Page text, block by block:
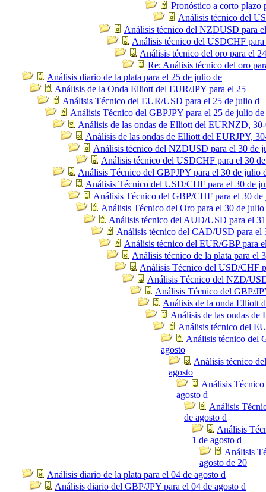
Pronóstico a corto
Análisis técnico del
Análisis técnico del NZDUSD para
Análisis técnico del USDCHF
Análisis técnico del oro para el
Re: Análisis técnico del oro
Análisis diario de la plata para el 25 de julio de
Análisis de la Onda Elliott del EUR/JPY para el 25
Análisis Técnico del EUR/USD para el 25 de julio d
Análisis Técnico del GBPJPY para el 25 de julio de
Análisis de las ondas de Elliott del EURNZD,
Análisis de las ondas de Elliott del EURJPY,
Análisis técnico del NZDUSD para el 30 de
Análisis técnico del USDCHF para el 30
Análisis Técnico del GBPJPY para el 30 de julio
Análisis Técnico del USD/CHF para el 30 de
Análisis Técnico del GBP/CHF para el 30
Análisis Técnico del Oro para el 30 de julio
Análisis técnico del AUD/USD para el
Análisis técnico del CAD/USD para el
Análisis técnico del EUR/GBP para
Análisis técnico de la plata para el
Análisis Técnico del USD/CHF
Análisis Técnico del NZD/
Análisis Técnico del GBP/
Análisis de la onda Elliott
Análisis de las ondas
Análisis técnico del
Análisis técnico del
agosto
Análisis técnico
agosto
Análisis
agosto d
Análisis
de agosto d
Análisis
1 de agosto d
Análisis
agosto de 20
Análisis diario de la plata para el 04 de agosto d
Análisis diario del GBP/JPY para el 04 de agosto d